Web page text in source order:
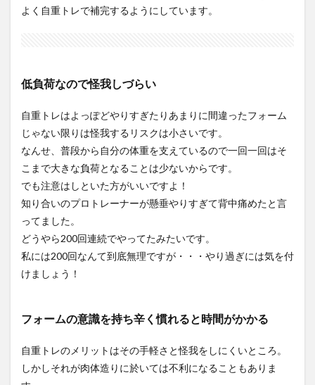
い
トの
2.3.1
1種目で
多数の
筋肉を
鍛えら
れるの
で時間
帯効果
が圧倒
2.3.2
腹圧を
意識で
2.3.3
果のた
めコツ
よく自重トレで補完するようにしています。
低負荷なので怪我しづらい
自重トレはよっぽどやりすぎたりあまりに間違ったフォーム
じゃない限りは怪我するリスクは小さいです。
なんせ、普段から自分の体重を支えているので一回一回はそ
こまで大きな負荷となることは少ないからです。
でも注意はしといた方がいいですよ！
知り合いのプロトレーナーが懸垂やりすぎて背中痛めたと言
ってました。
どうやら200回連続でやってたみたいです。
私には200回なんて到底無理ですが・・・やり過ぎには気を付
けましょう！
フォームの意識を持ち辛く慣れると時間がかかる
自重トレのメリットはその手軽さと怪我をしにくいところ。
しかしそれが肉体造りに於いては不利になることもありま